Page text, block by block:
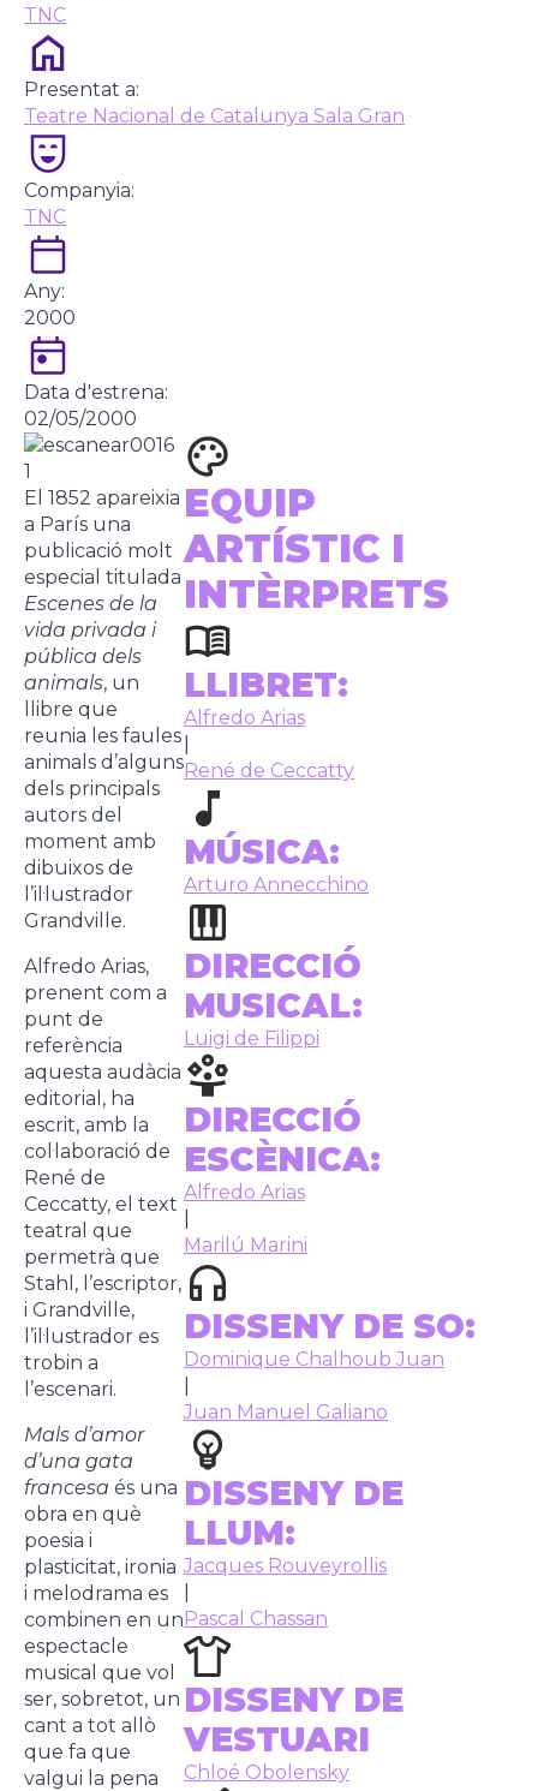
TNC
Presentat a:
Teatre Nacional de Catalunya Sala Gran
Companyia:
TNC
Any:
2000
Data d'estrena:
02/05/2000
El 1852 apareixia
a París una
publicació molt
especial titulada
Escenes de la
vida privada i
pública dels
animals, un
llibre que
reunia les faules
animals d’alguns
dels principals
autors del
moment amb
dibuixos de
l’il·lustrador
Grandville.
Alfredo Arias,
prenent com a
punt de
referència
aquesta audàcia
editorial, ha
escrit, amb la
col·laboració de
René de
Ceccatty, el text
teatral que
permetrà que
Stahl, l’escriptor,
i Grandville,
l’il·lustrador es
trobin a
l’escenari.
Mals d’amor
d’una gata
francesa és una
obra en què
poesia i
plasticitat, ironia
i melodrama es
combinen en un
espectacle
musical que vol
ser, sobretot, un
cant a tot allò
que fa que
valgui la pena
EQUIP
ARTÍSTIC I
INTÈRPRETS
LLIBRET:
Alfredo Arias
René de Ceccatty
MÚSICA:
Arturo Annecchino
DIRECCIÓ
MUSICAL:
Luigi de Filippi
DIRECCIÓ
ESCÈNICA:
Alfredo Arias
Marilú Marini
DISSENY DE SO:
Dominique Chalhoub Juan
Juan Manuel Galiano
DISSENY DE
LLUM:
Jacques Rouveyrollis
Pascal Chassan
DISSENY DE
VESTUARI
Chloé Obolensky